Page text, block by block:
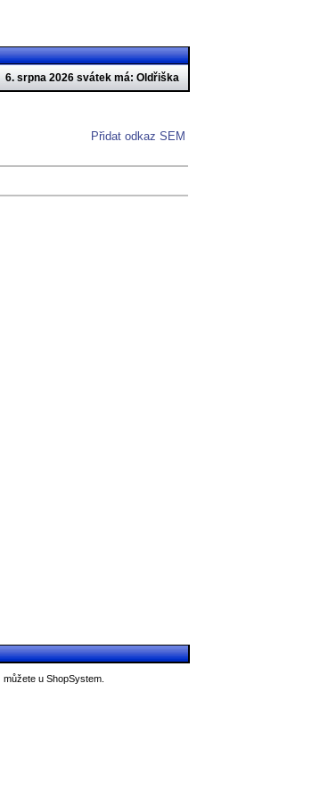
6. srpna 2026 svátek má: Oldřiška
Přidat odkaz SEM
můžete u ShopSystem.